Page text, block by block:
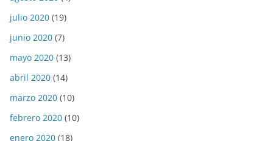
julio 2020 (19)
junio 2020 (7)
mayo 2020 (13)
abril 2020 (14)
marzo 2020 (10)
febrero 2020 (10)
enero 2020 (18)